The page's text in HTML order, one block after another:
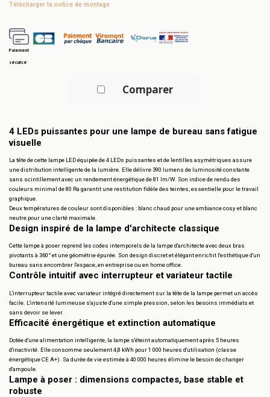
télécharger la notice de montage
Paiement
sécurisé
Comparer
4 LEDs puissantes pour une lampe de bureau sans fatigue
visuelle
La tête de cette lampe LED équipée de 4 LEDs puissantes et de lentilles asymétriques assure
une distribution intelligente de la lumière. Elle délivre 390 lumens de luminosité constante
sans scintillement avec un rendement énergétique de 81 lm/W. Son indice de rendu des
couleurs minimal de 80 Ra garantit une restitution fidèle des teintes, essentielle pour le travail
graphique.
Deux températures de couleur sont disponibles : blanc chaud pour une ambiance cosy et blanc
neutre pour une clarté maximale.
Design inspiré de la lampe d'architecte classique
Cette lampe à poser reprend les codes intemporels de la lampe d'architecte avec deux bras
pivotants à 360° et une géométrie épurée. Son design discret et élégant enrichit l'esthétique d'un
bureau sans encombrer l'espace, en entreprise ou en home office.
Contrôle intuitif avec interrupteur et variateur tactile
L'interrupteur tactile avec variateur intégré directement sur la tête de la lampe permet un accès
facile. L'intensité lumineuse s'ajuste d'une simple pression, selon les besoins immédiats et
sans devoir se lever.
Efficacité énergétique et extinction automatique
Dotée d'une alimentation intelligente, la lampe s'éteint automatiquement après 5 heures
d'inactivité. Elle consomme seulement 4,8 kWh pour 1 000 heures d'utilisation (classe
énergétique CE A+). Sa durée de vie estimée à 40 000 heures élimine le besoin de changer
d'ampoule.
Lampe à poser : dimensions compactes, base stable et
robuste